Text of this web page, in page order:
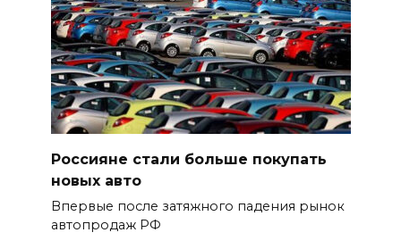
Россияне стали больше покупать
новых авто
Впервые после затяжного падения рынок
автопродаж РФ